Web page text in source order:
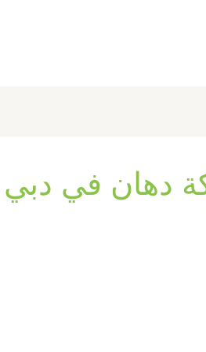
دهان في دبي